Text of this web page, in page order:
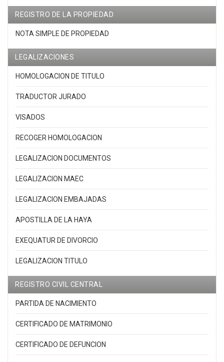
REGISTRO DE LA PROPIEDAD
NOTA SIMPLE DE PROPIEDAD
LEGALIZACIONES
HOMOLOGACION DE TITULO
TRADUCTOR JURADO
VISADOS
RECOGER HOMOLOGACION
LEGALIZACION DOCUMENTOS
LEGALIZACION MAEC
LEGALIZACION EMBAJADAS
APOSTILLA DE LA HAYA
EXEQUATUR DE DIVORCIO
LEGALIZACION TITULO
REGISTRO CIVIL CENTRAL
PARTIDA DE NACIMIENTO
CERTIFICADO DE MATRIMONIO
CERTIFICADO DE DEFUNCION